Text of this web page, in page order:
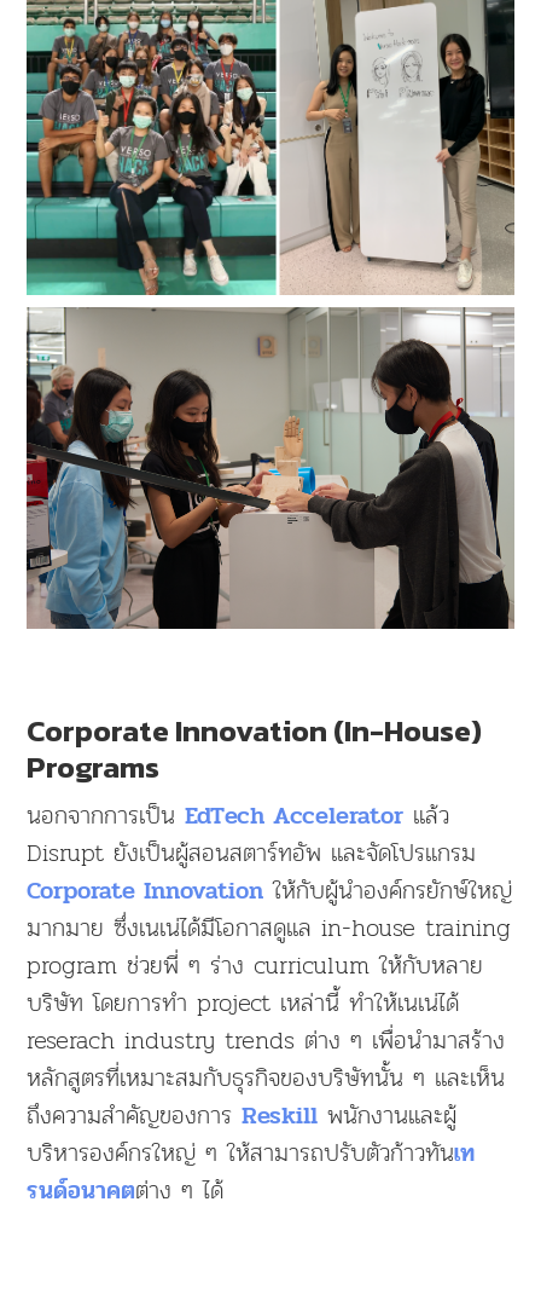
Corporate Innovation (In-House)
Programs
นอกจากการเป็นEdTech Accelerator แล้ว
Disrupt ยังเป็นผู้สอนสตาร์ทอัพ และจัดโปรแกรม
Corporate Innovation ให้กับผู้นำองค์กรยักษ์ใหญ่
มากมาย ซึ่งเนเน่ได้มีโอกาสดูแล in-house training
program ช่วยพี่ ๆ ร่าง curriculum ให้กับหลาย
บริษัท โดยการทำ project เหล่านี้ ทำให้เนเน่ได้
reserach industry trends ต่าง ๆ เพื่อนำมาสร้าง
หลักสูตรที่เหมาะสมกับธุรกิจของบริษัทนั้น ๆ และเห็น
ถึงความสำคัญของการReskill พนักงานและผู้
บริหารองค์กรใหญ่ ๆ ให้สามารถปรับตัวก้าวทันเท
รนด์อนาคตต่าง ๆ ได้